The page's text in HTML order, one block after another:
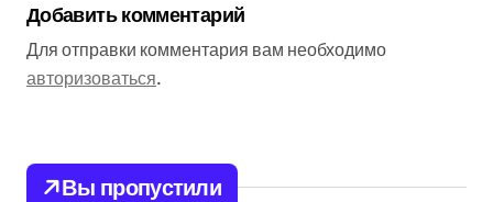
Добавить комментарий
Для отправки комментария вам необходимо
авторизоваться.
Вы пропустили